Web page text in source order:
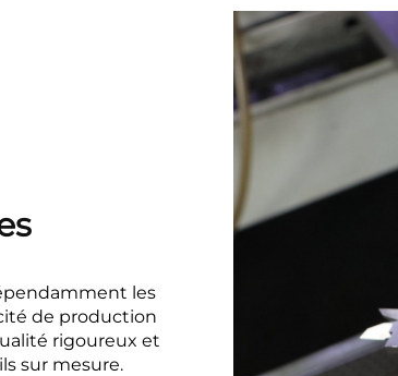
les
de production
rigoureux et
sur mesure.